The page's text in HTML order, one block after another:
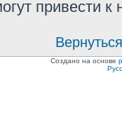
привести
Создано на основе